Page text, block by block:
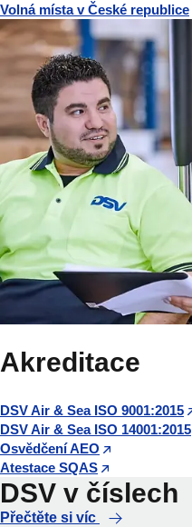
Volná místa v České republice
Akreditace
DSV Air & Sea ISO 9001:2015
DSV Air & Sea ISO 14001:2015
Osvědčení AEO
Atestace SQAS
DSV v číslech
Přečtěte si víc